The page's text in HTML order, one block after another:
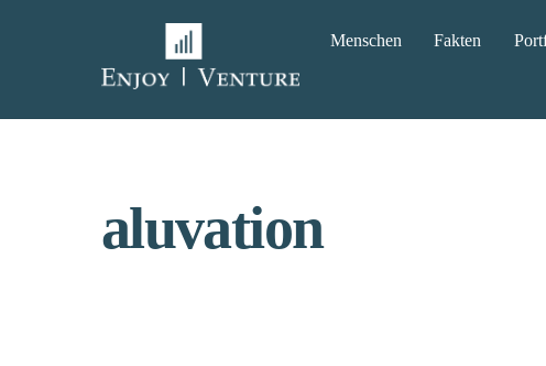
Menschen Fakten
aluvation